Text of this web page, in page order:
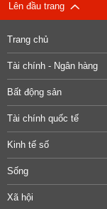
Lên đầu trang
Trang chủ
Tài chính - Ngân hàng
Bất động sản
Tài chính quốc tế
Kinh tế số
Sống
Xã hội